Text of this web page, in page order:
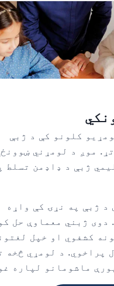
کلونو کې د ژبې
موږ د لومړني
ژبې د ډاډمن تسلط
د ژبې په نړۍ کې واړه
دوی ژبني معماوې حل
کشفوي او خپل
پراخوي. د لومړي څخه
ماشومانو لپاره